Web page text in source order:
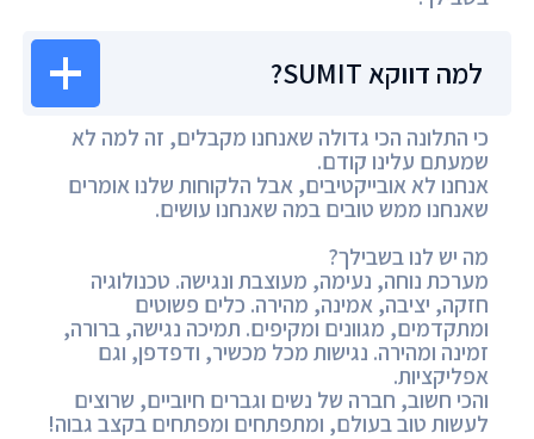
למה דווקא SUMIT?
כי התלונה הכי גדולה שאנחנו מקבלים, זה למה לא
שמעתם עלינו קודם.
אנחנו לא אובייקטיבים, אבל הלקוחות שלנו אומרים
שאנחנו ממש טובים במה שאנחנו עושים.
מה יש לנו בשבילך?
מערכת נוחה, נעימה, מעוצבת ונגישה. טכנולוגיה
חזקה, יציבה, אמינה, מהירה. כלים פשוטים
ומתקדמים, מגוונים ומקיפים. תמיכה נגישה, ברורה,
זמינה ומהירה. נגישות מכל מכשיר, ודפדפן, וגם
אפליקציות.
והכי חשוב, חברה של נשים וגברים חיוביים, שרוצים
לעשות טוב בעולם, ומתפתחים ומפתחים בקצב גבוה!